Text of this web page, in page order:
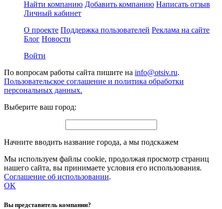
Найти компанию Добавить компанию Написать отзыв
Личный кабинет
О проекте Поддержка пользователей Реклама на сайте
Блог Новости
Войти
По вопросам работы сайта пишите на info@otsiv.ru.
Пользовательское соглашение и политика обработки
персональных данных.
Выберите ваш город:
Начните вводить название города, а мы подскажем
Мы используем файлы cookie, продолжая просмотр страниц
нашего сайта, вы принимаете условия его использования.
Соглашение об использовании.
OK
Вы представитель компании?